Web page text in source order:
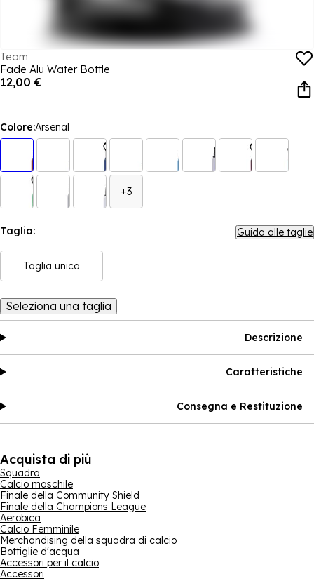
Team
Fade Alu Water Bottle
12,00 €
Colore:Arsenal
+3
Taglia: Guida alle taglie
Taglia unica
Seleziona una taglia
Descrizione
Caratteristiche
Consegna e Restituzione
Acquista di più
Squadra
Calcio maschile
Finale della Community Shield
Finale della Champions League
Aerobica
Calcio Femminile
Merchandising della squadra di calcio
Bottiglie d'acqua
Accessori per il calcio
Accessori